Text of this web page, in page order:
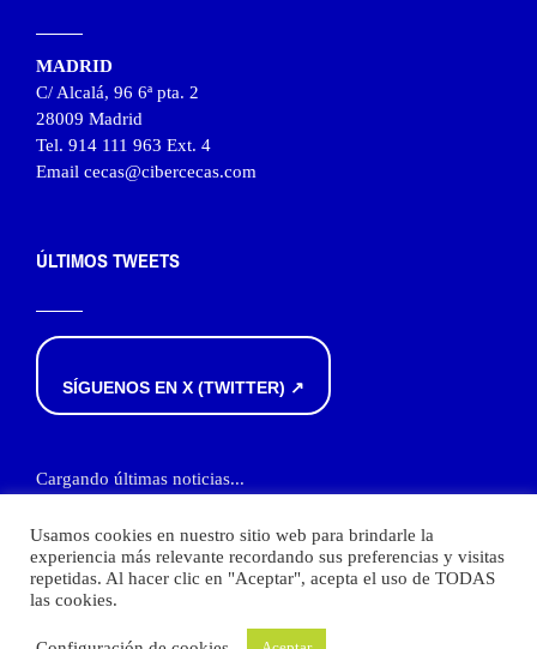
MADRID
C/ Alcalá, 96 6ª pta. 2
28009 Madrid
Tel. 914 111 963 Ext. 4
Email cecas@cibercecas.com
ÚLTIMOS TWEETS
SÍGUENOS EN X (TWITTER) ↗
Cargando últimas noticias...
© 2020 CECAS · Todos los derechos reservados ·
Usamos cookies en nuestro sitio web para brindarle la
experiencia más relevante recordando sus preferencias y visitas
repetidas. Al hacer clic en "Aceptar", acepta el uso de TODAS
las cookies.